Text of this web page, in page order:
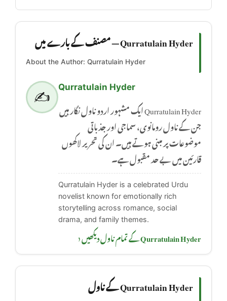
Qurratulain Hyder — مصنف کے بارے میں
About the Author: Qurratulain Hyder
✍️
Qurratulain Hyder
Qurratulain Hyder ایک مشہور اردو ناول نگار ہیں
جن کے ناول رومانوی، سماجی اور جذباتی
موضوعات پر مبنی ہوتے ہیں۔ ان کی تحریر لاکھوں
قارئین میں بے حد مقبول ہے۔
Qurratulain Hyder is a celebrated Urdu
novelist known for emotionally rich
storytelling across romance, social
drama, and family themes.
Qurratulain Hyder کے تمام ناول دیکھیں ‹
Qurratulain Hyder کے ناول